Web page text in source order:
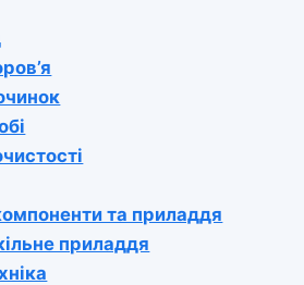
та приладдя
приладдя